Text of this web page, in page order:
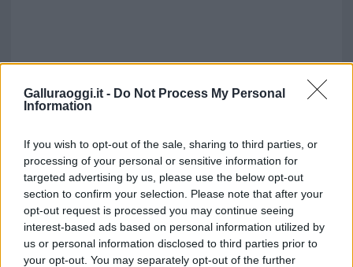
Galluraoggi.it - Do Not Process My Personal
Information
If you wish to opt-out of the sale, sharing to third parties, or
processing of your personal or sensitive information for
targeted advertising by us, please use the below opt-out
section to confirm your selection. Please note that after your
opt-out request is processed you may continue seeing
interest-based ads based on personal information utilized by
us or personal information disclosed to third parties prior to
your opt-out. You may separately opt-out of the further
Vuoi rimuovere le pubblicità nazionali?